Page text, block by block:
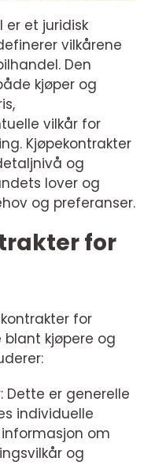
er et juridisk
vilkårene
Den
kjøper og
vilkår for
Kjøpekontrakter
og
lover og
og preferanser.
for
for
kjøpere og
Dette er generelle
individuelle
informasjon om
og